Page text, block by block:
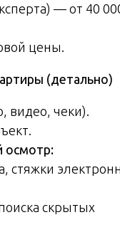
— от 40
цены.
(детально)
видео, чеки).
осмотр:
стяжки
скрытых